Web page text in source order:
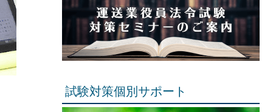
試験対策個別サポート